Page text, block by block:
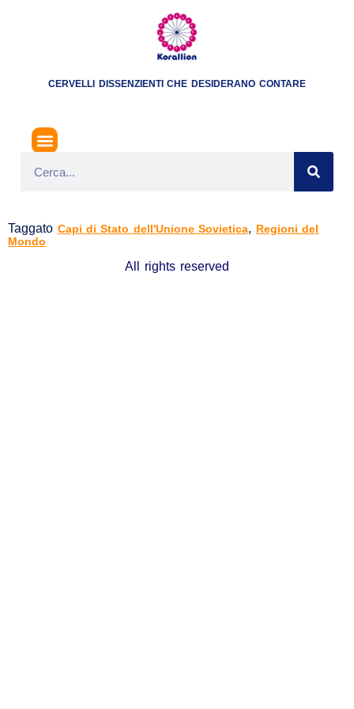
CERVELLI DISSENZIENTI CHE DESIDERANO CONTARE
Taggato Capi di Stato dell'Unione Sovietica, Regioni del
Mondo
All rights reserved